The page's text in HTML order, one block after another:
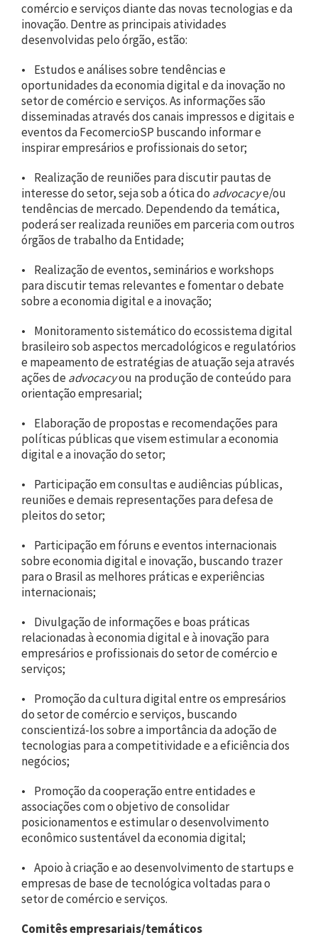
comércio e serviços diante das novas tecnologias e da
inovação. Dentre as principais atividades
desenvolvidas pelo órgão, estão:
• Estudos e análises sobre tendências e
oportunidades da economia digital e da inovação no
setor de comércio e serviços. As informações são
disseminadas através dos canais impressos e digitais e
eventos da FecomercioSP buscando informar e
inspirar empresários e profissionais do setor;
• Realização de reuniões para discutir pautas de
interesse do setor, seja sob a ótica do advocacye/ou
tendências de mercado. Dependendo da temática,
poderá ser realizada reuniões em parceria com outros
órgãos de trabalho da Entidade;
• Realização de eventos, seminários e workshops
para discutir temas relevantes e fomentar o debate
sobre a economia digital e a inovação;
• Monitoramento sistemático do ecossistema digital
brasileiro sob aspectos mercadológicos e regulatórios
e mapeamento de estratégias de atuação seja através
ações deadvocacyou na produção de conteúdo para
orientação empresarial;
• Elaboração de propostas e recomendações para
políticas públicas que visem estimular a economia
digital e a inovação do setor;
• Participação em consultas e audiências públicas,
reuniões e demais representações para defesa de
pleitos do setor;
• Participação em fóruns e eventos internacionais
sobre economia digital e inovação, buscando trazer
para o Brasil as melhores práticas e experiências
internacionais;
• Divulgação de informações e boas práticas
relacionadas à economia digital e à inovação para
empresários e profissionais do setor de comércio e
serviços;
• Promoção da cultura digital entre os empresários
do setor de comércio e serviços, buscando
conscientizá-los sobre a importância da adoção de
tecnologias para a competitividade e a eficiência dos
negócios;
• Promoção da cooperação entre entidades e
associações com o objetivo de consolidar
posicionamentos e estimular o desenvolvimento
econômico sustentável da economia digital;
• Apoio à criação e ao desenvolvimento de startups e
empresas de base de tecnológica voltadas para o
setor de comércio e serviços.
Comitês empresariais/temáticos